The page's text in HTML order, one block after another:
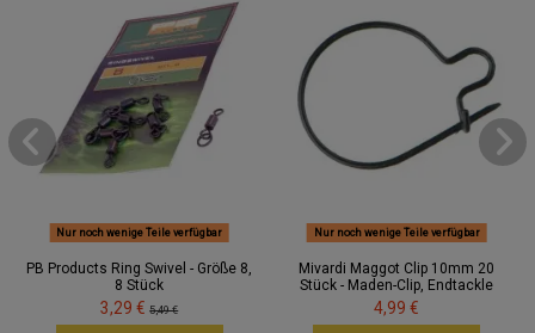
Nur noch wenige Teile verfügbar
PB Products Ring Swivel - Größe 8,
8 Stück
3,29 €5,49 €
Nur noch wenige Teile verfügbar
Mivardi Maggot Clip 10mm 20
Stück - Maden-Clip, Endtackle
4,99 €